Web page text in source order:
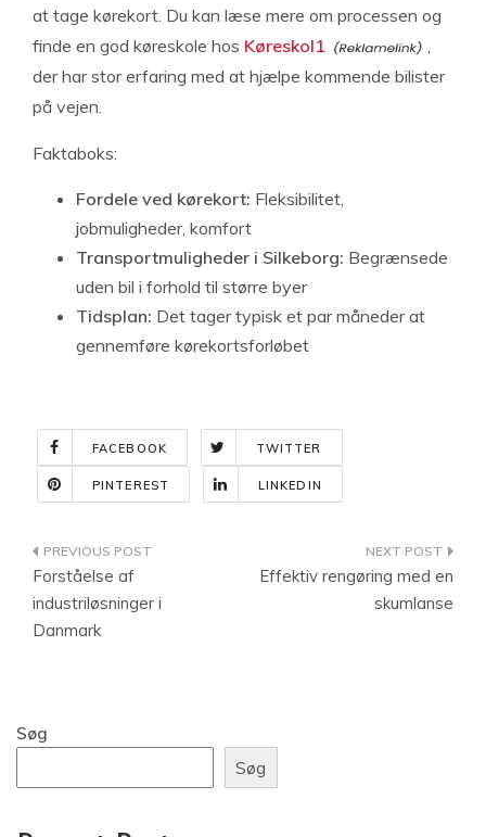
at tage kørekort. Du kan læse mere om processen og
finde en god køreskole hos Køreskol1
,
der har stor erfaring med at hjælpe kommende bilister
på vejen.
Faktaboks:
Fordele ved kørekort: Fleksibilitet,
jobmuligheder, komfort
Transportmuligheder i Silkeborg: Begrænsede
uden bil i forhold til større byer
Tidsplan: Det tager typisk et par måneder at
gennemføre kørekortsforløbet
FACEBOOK TWITTER
PINTEREST LINKEDIN
Indlægsnavigation
Forståelse af
industriløsninger i
Danmark
Effektiv rengøring med en
skumlanse
Søg
Søg